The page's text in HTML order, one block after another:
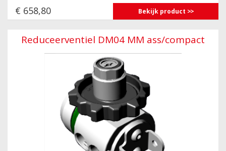
€ 658,80 Bekijk product
Reduceerventiel DM04 MM ass/compact